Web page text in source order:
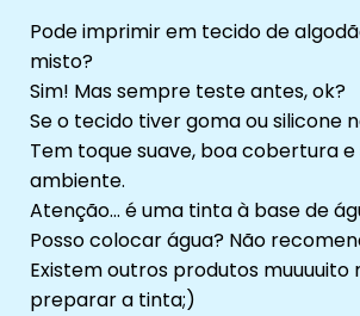
Pode imprimir em tecido de
misto?
Sim! Mas sempre teste antes, ok?
Se o tecido tiver goma ou silicone
Tem toque suave, boa cobertura
ambiente.
Atenção… é uma tinta à base de
Posso colocar água? Não
Existem outros produtos
preparar a tinta;)